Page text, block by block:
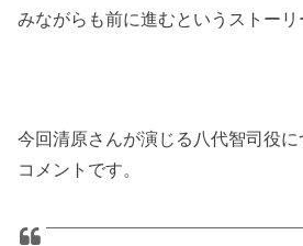
みながらも前に進むというストーリ
今回清原さんが演じる八代智司役
コメントです。